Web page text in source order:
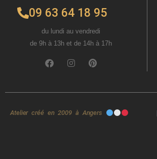
09 63 64 18 95
du lundi au vendredi
de 9h à 13h et de 14h à 17h
Atelier créé en 2009 à Angers